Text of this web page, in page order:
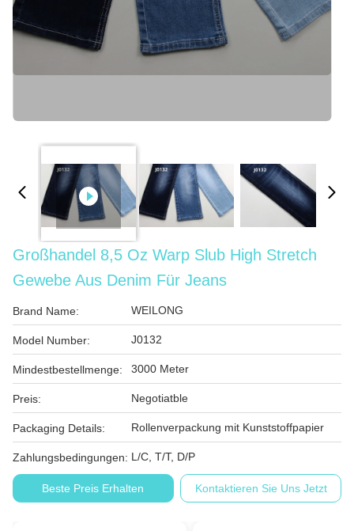
Großhandel 8,5 Oz Warp Slub High Stretch
Gewebe Aus Denim Für Jeans
Brand Name: WEILONG
Model Number: J0132
Mindestbestellmenge: 3000 Meter
Preis: Negotiatble
Packaging Details: Rollenverpackung mit Kunststoffpapier
Zahlungsbedingungen: L/C, T/T, D/P
Beste Preis Erhalten Kontaktieren Sie Uns Jetzt